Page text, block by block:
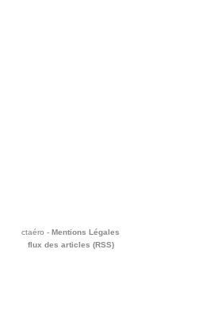
ctaéro - Mentions Légales
flux des articles (RSS)